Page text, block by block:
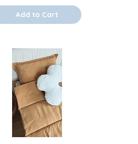
Add to Cart